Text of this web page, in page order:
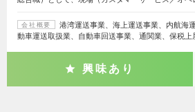
会社概要
港湾運送事業、海上運送事業、内航海
動車運送取扱業、自動車回送事業、通関業、保税上
興味あり